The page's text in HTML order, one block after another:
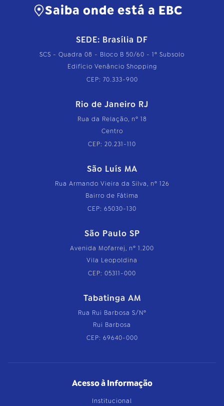
Saiba onde está a EBC
SEDE: Brasília DF
SCS - Quadra 08 - Bloco B 50/60 - 1º Subsolo
Edifício Venâncio Shopping
CEP: 70.333-900
Rio de Janeiro RJ
Rua da Relação, nº 18
Centro
CEP: 20.231-110
São Luís MA
Rua Armando Vieira da Silva, nº 126
Bairro de Fátima
CEP: 65030-130
São Paulo SP
Avenida Mofarrej, nº 1.200
Vila Leopoldina
CEP: 05311-000
Tabatinga AM
Rua Rui Barbosa S/Nº
Rui Barbosa
CEP: 69640-000
Acesso à Informação
Institucional